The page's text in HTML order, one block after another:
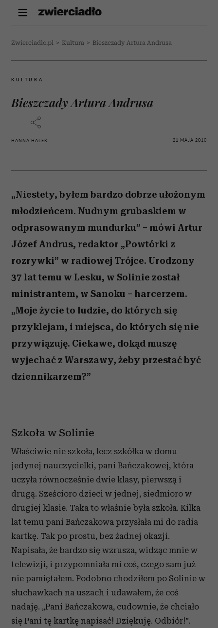
Zwierciadlo.pl > Kultura > Bieszczady Artura Andrusa
KULTURA
Bieszczady Artura Andrusa
HANNA HALEK 21 MAJA 2010
„Niestety, byłem bardzo dobrze ułożonym
młodzieńcem. Nudnym grubaskiem w
odprasowanym mundurku” – mówi Artur
Józef Andrus, redaktor „Powtórki z
rozrywki” w radiowej Trójce. Urodzony
37 lat temu w Lesku, w Solinie został
ministrantem, w Sanoku – harcerzem.
„Moje życie to ludzie, do których się
przyklejam, i miejsca, do których się nie
przywiązuję. Ciekawe, dokąd muszę
wyjechać z Warszawy, żeby przestać być
dziennikarzem?”
Szkoła w Solinie
Właściwie nie szkoła, lecz szkółka w domu
jedynej nauczycielki, pani Bańczakowej, która
uczyła równocześnie dwie klasy, pierwszą i
drugą. Sześcioro dzieci w jednej, siedmioro w
drugiej klasie. Taka to właśnie była szkoła. Kilka
lat temu pani Bańczakowa przysłała mi do radia
kartkę. Tak po prostu, bez żadnej okazji.
Napisała, że bardzo się wzrusza, widząc mnie w
telewizji, i przypomniała mi coś, czego sam już
nie pamiętałem. Podobno chodziłem po Solinie w
słuchawkach na uszach i udawałem, że coś
nadaję. „Pani Bańczakowa, cudownie, że chciało
się Pani tę kartkę napisać! Dziękuję. Odbiór!”.